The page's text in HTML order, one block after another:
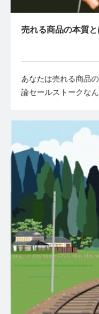
売れる商品の本質と
あなたは売れる商品
論セールストークな